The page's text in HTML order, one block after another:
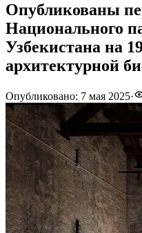
Опубликованы
Национального
Узбекистана на
архитектурной
Опубликовано: 7 мая 2025·